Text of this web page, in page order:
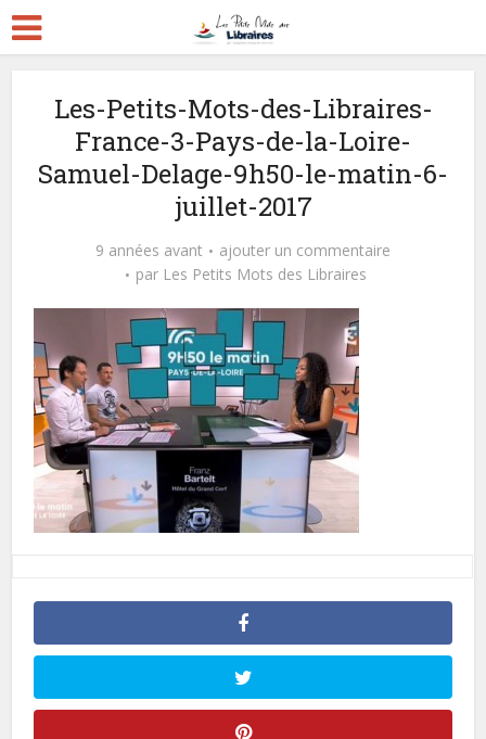
Les-Petits-Mots-des-Libraires-
France-3-Pays-de-la-Loire-
Samuel-Delage-9h50-le-matin-6-
juillet-2017
9 années avant
ajouter un commentaire
par Les Petits Mots des Libraires